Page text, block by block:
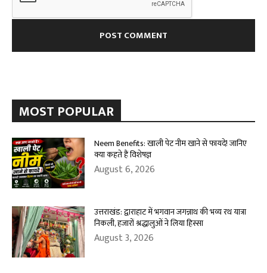
MOST POPULAR
Neem Benefits: खाली पेट नीम खाने से फायदे! जानिए
क्या कहते हैं विशेषज्ञ
August 6, 2026
उत्तराखंड: द्वाराहाट में भगवान जगन्नाथ की भव्य रथ यात्रा
निकली, हजारों श्रद्धालुओं ने लिया हिस्सा
August 3, 2026